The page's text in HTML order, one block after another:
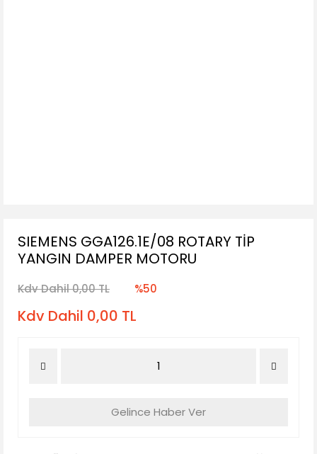
SIEMENS GGA126.1E/08 ROTARY TİP
YANGIN DAMPER MOTORU
Kdv Dahil 0,00 TL %50
Kdv Dahil 0,00 TL
Gelince Haber Ver